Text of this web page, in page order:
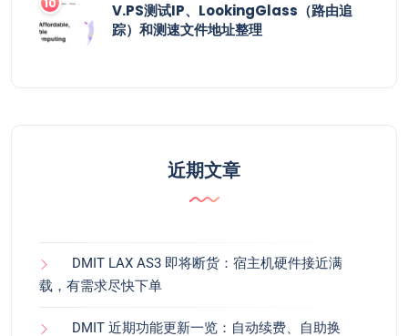
V.PS测试IP、LookingGlass（路由追
踪）和测速文件地址整理
近期文章
DMIT LAX AS3 即将断货：宿主机硬件接近满
载，有需求尽快下单
DMIT 近期功能更新一览：自动续费、自助换